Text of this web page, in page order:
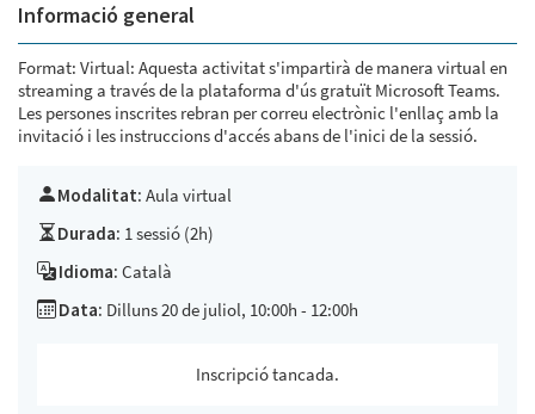
Informació general
Format: Virtual: Aquesta activitat s'impartirà de manera virtual en
streaming a través de la plataforma d'ús gratuït Microsoft Teams.
Les persones inscrites rebran per correu electrònic l'enllaç amb la
invitació i les instruccions d'accés abans de l'inici de la sessió.
Modalitat: Aula virtual
Durada: 1 sessió (2h)
Idioma: Català
Data: Dilluns 20 de juliol, 10:00h - 12:00h
Inscripció tancada.